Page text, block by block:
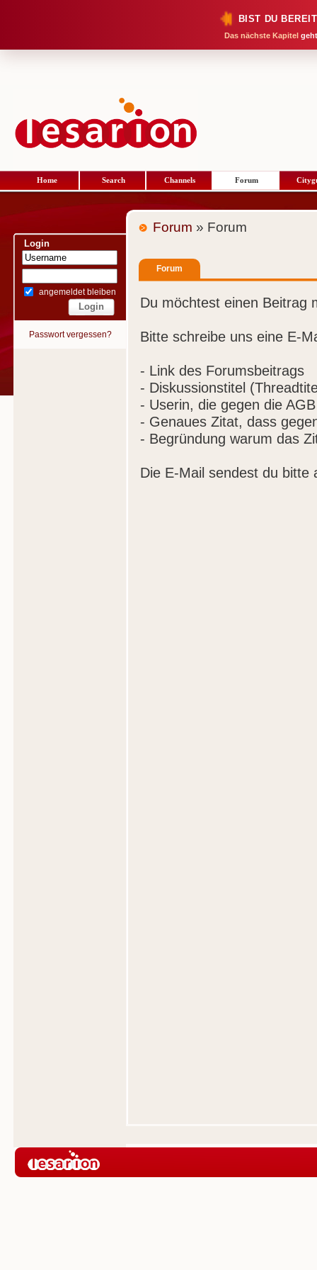
BIST DU
Das nächste Kapitel
Home Search Channels Forum
Login
angemeldet bleiben
Passwort vergessen?
Forum » Forum
Forum
Du möchtest einen Beitrag
Bitte schreibe uns eine E-
- Link des Forumsbeitrags
- Diskussionstitel
- Userin, die gegen die
- Genaues Zitat, dass
- Begründung warum das
Die E-Mail sendest du bitte